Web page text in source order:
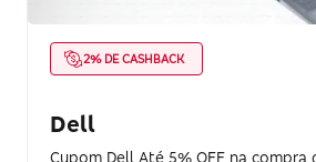
2% DE CASHBACK
Dell
Cupom Dell Até 5% OFF na